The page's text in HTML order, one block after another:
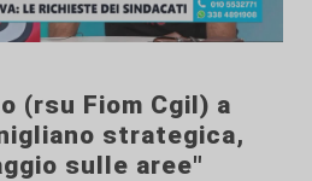
(rsu Fiom Cgil) a
strategica,
sulle aree"